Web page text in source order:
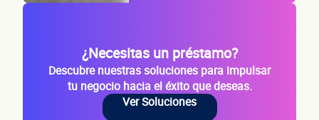
¿Necesitas un préstamo?
Descubre nuestras soluciones para impulsar
tu negocio hacia el éxito que deseas.
Ver Soluciones